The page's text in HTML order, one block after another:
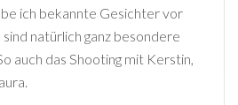
ich bekannte Gesichter vor
natürlich ganz besondere
auch das Shooting mit Kerstin,